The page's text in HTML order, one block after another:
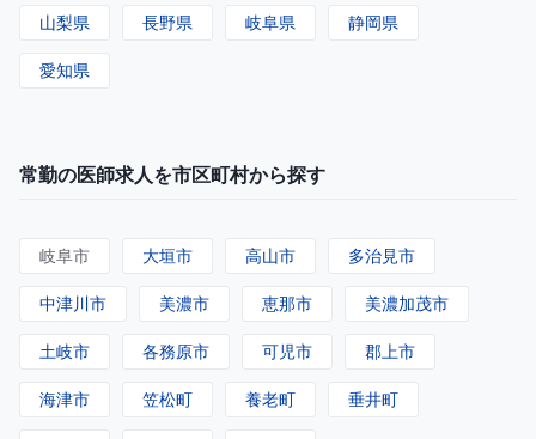
山梨県 長野県 岐阜県 静岡県
愛知県
常勤の医師求人を市区町村から探す
岐阜市 大垣市 高山市 多治見市
中津川市 美濃市 恵那市 美濃加茂市
土岐市 各務原市 可児市 郡上市
海津市 笠松町 養老町 垂井町